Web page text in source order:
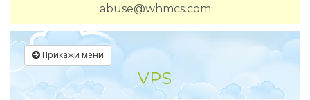
v
i
t
abuse@whmcs.com
Прикажи мени
VPS